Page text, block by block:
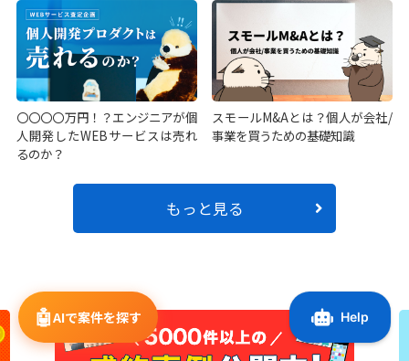
〇〇〇〇万円！？エンジニアが個
人開発したWEBサービスは売れ
るのか？
スモールM&Aとは？個人が会社/
事業を買うための基礎知識
もっと見る
🤖AIで案件を探す